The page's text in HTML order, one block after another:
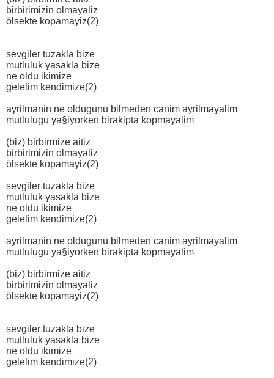
birbirimizin olmayaliz
ölsekte kopamayiz(2)
sevgiler tuzakla bize
mutluluk yasakla bize
ne oldu ikimize
gelelim kendimize(2)
ayrilmanin ne oldugunu bilmeden canim ayrilmayalim
mutlulugu ya§iyorken birakipta kopmayalim
(biz) birbirmize aitiz
birbirimizin olmayaliz
ölsekte kopamayiz(2)
sevgiler tuzakla bize
mutluluk yasakla bize
ne oldu ikimize
gelelim kendimize(2)
ayrilmanin ne oldugunu bilmeden canim ayrilmayalim
mutlulugu ya§iyorken birakipta kopmayalim
(biz) birbirmize aitiz
birbirimizin olmayaliz
ölsekte kopamayiz(2)
sevgiler tuzakla bize
mutluluk yasakla bize
ne oldu ikimize
gelelim kendimize(2)